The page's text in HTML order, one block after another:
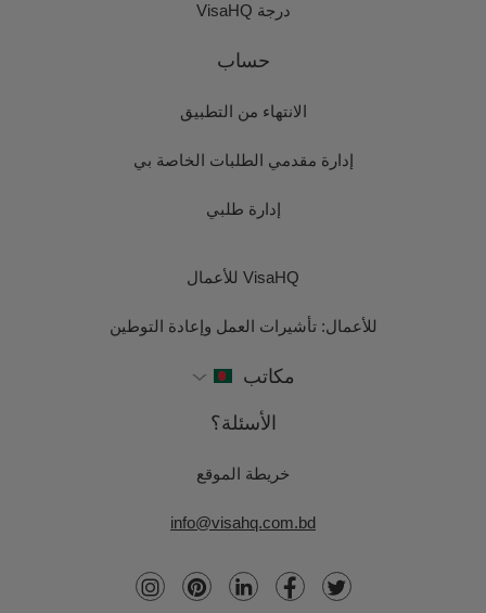
درجة VisaHQ
حساب
الانتهاء من التطبيق
إدارة مقدمي الطلبات الخاصة بي
إدارة طلبي
VisaHQ للأعمال
للأعمال: تأشيرات العمل وإعادة التوطين
مكاتب
الأسئلة؟
خريطة الموقع
info@visahq.com.bd